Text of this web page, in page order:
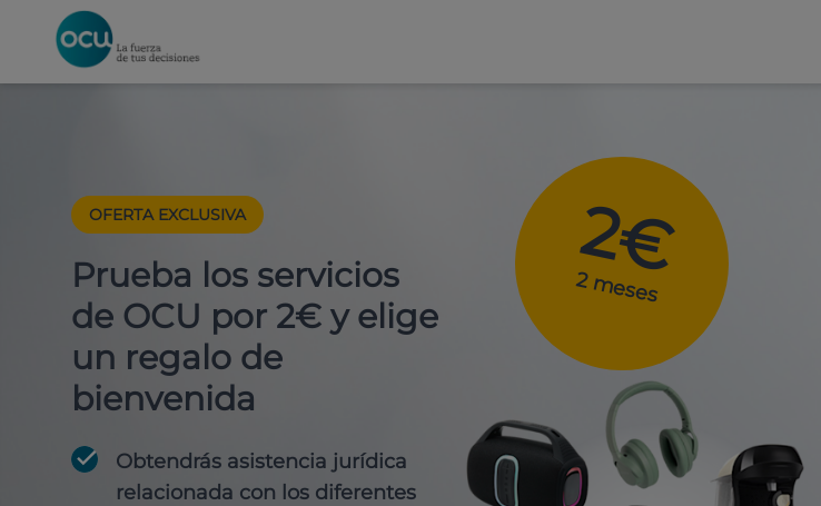
OFERTA EXCLUSIVA
Prueba los servicios
de OCU por 2€ y elige
un regalo de
bienvenida
Obtendrás asistencia jurídica
relacionada con los diferentes
2€
2 meses